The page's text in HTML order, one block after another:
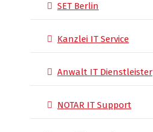
SET Berlin
Kanzlei IT Service
Anwalt IT Dienstleister
NOTAR IT Support